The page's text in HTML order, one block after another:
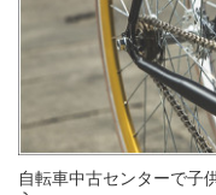
自転車中古センターで子